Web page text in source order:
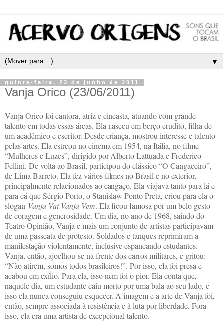
▼
quinta-feira, 23 de junho de 2011
Vanja Orico (23/06/2011)
Vanja Orico foi cantora, atriz e cineasta, atuando com grande
talento em todas essas áreas. Ela nasceu em berço erudito, filha de
um acadêmico e escritor. Desde criança, mostrou interesse e talento
pelas artes. Ela estreou no cinema em 1954, na Itália, no filme
“Mulheres e Luzes”, dirigido por Alberto Lattuada e Frederico
Fellini. De volta ao Brasil, participou do clássico “O Cangaceiro”,
de Lima Barreto. Ela fez vários filmes no Brasil e no exterior,
principalmente relacionados ao cangaço. Ela viajava tanto para lá e
para cá que Sérgio Porto, o Stanislaw Ponto Preta, criou para ela o
slogan Vanja Vai Vanja Vem. Ela ficou famosa por um belo gesto
de coragem e generosidade. Um dia, no ano de 1968, saindo do
Teatro Opinião, Vanja e mais um conjunto de artistas participavam
de uma passeata de protesto. Soldados e tanques reprimiram a
manifestação violentamente, inclusive espancando estudantes.
Vanja, então, ajoelhou-se na frente dos carros militares, e gritou:
“Não atirem, somos todos brasileiros!”. Por isso, ela foi presa e
acabou em exílio. Para ela, isso nem foi o pior. Ela conta que,
naquele dia, um estudante caiu morto por uma bala ao seu lado, e
isso ela nunca conseguiu esquecer. A imagem e a arte de Vanja foi,
então, sempre associada à resistência e à luta por liberdade. Fora
isso, ela era uma artista de excepcional talento.